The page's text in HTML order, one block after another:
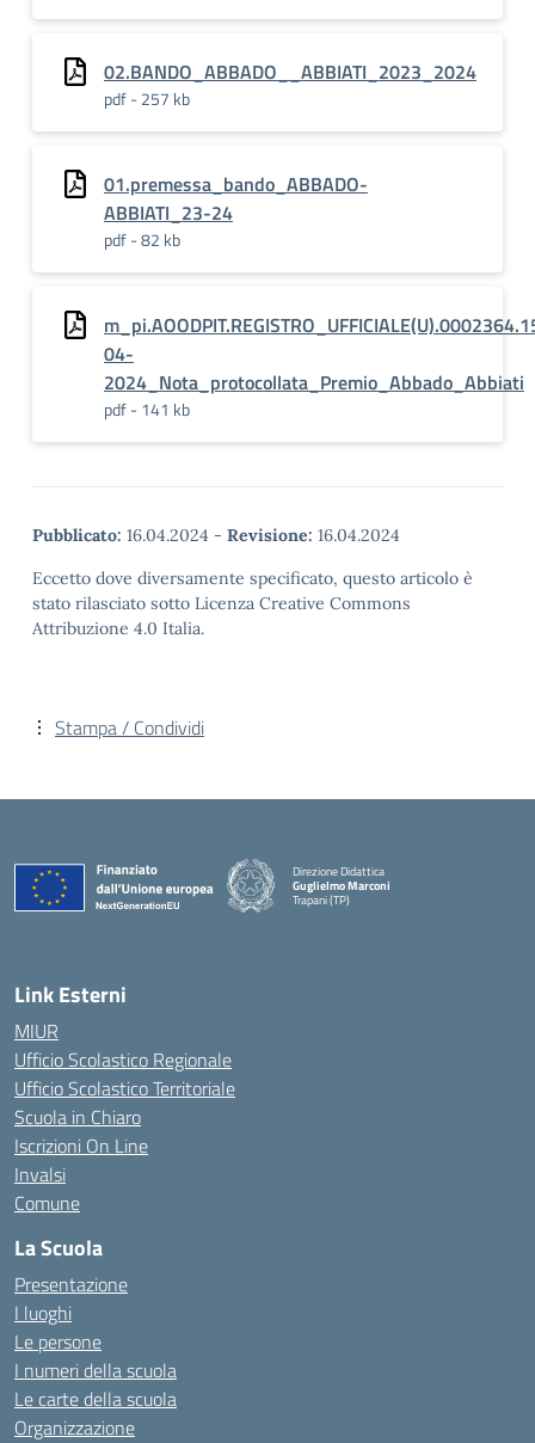
02.BANDO_ABBADO__ABBIATI_2023_2024
pdf - 257 kb
01.premessa_bando_ABBADO-
ABBIATI_23-24
pdf - 82 kb
04-
2024_Nota_protocollata_Premio_Abbado_Abbiati
pdf - 141 kb
Pubblicato: 16.04.2024 - Revisione: 16.04.2024
Eccetto dove diversamente specificato, questo articolo è
stato rilasciato sotto Licenza Creative Commons
Attribuzione 4.0 Italia.
Stampa / Condividi
Direzione Didattica
Guglielmo Marconi
Trapani (TP)
Link Esterni
MIUR
Ufficio Scolastico Regionale
Ufficio Scolastico Territoriale
Scuola in Chiaro
Iscrizioni On Line
Invalsi
Comune
La Scuola
Presentazione
I luoghi
Le persone
I numeri della scuola
Le carte della scuola
Organizzazione